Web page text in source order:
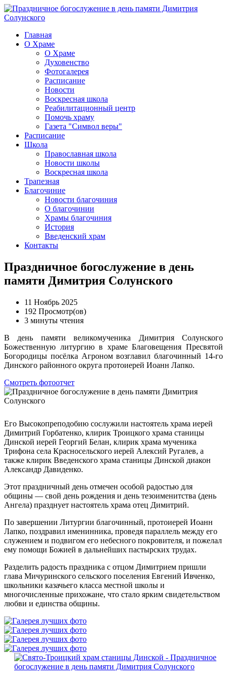
Главная
О Храме
О Храме
Духовенство
Фотогалерея
Расписание
Новости
Воскресная школа
Реабилитационный центр
Помочь храму
Газета "Символ веры"
Расписание
Школа
Православная школа
Новости школы
Воскресная школа
Трапезная
Благочиние
Новости благочиния
О благочинии
Храмы благочиния
История
Введенский храм
Контакты
Праздничное богослужение в день
памяти Димитрия Солунского
11 Ноябрь 2025
192 Просмотр(ов)
3 минуты чтения
В день памяти великомученика Димитрия Солунского
Божественную литургию в храме Благовещения Пресвятой
Богородицы посёлка Агроном возглавил благочинный 14-го
Динского районного округа протоиерей Иоанн Лапко.
Смотреть фотоотчет
Его Высокопреподобию сослужили настоятель храма иерей
Димитрий Горбатенко, клирик Троицкого храма станицы
Динской иерей Георгий Белан, клирик храма мученика
Трифона села Красносельского иерей Алексий Ругалев, а
также клирик Введенского храма станицы Динской диакон
Александр Давиденко.
Этот праздничный день отмечен особой радостью для
общины — свой день рождения и день тезоименитства (день
Ангела) празднует настоятель храма отец Димитрий.
По завершении Литургии благочинный, протоиерей Иоанн
Лапко, поздравил именинника, проведя параллель между его
служением и подвигом его небесного покровителя, и пожелал
ему помощи Божией в дальнейших пастырских трудах.
Разделить радость праздника с отцом Димитрием пришли
глава Мичуринского сельского поселения Евгений Ивченко,
школьники казачьего класса местной школы и
многочисленные прихожане, что стало ярким свидетельством
любви и единства общины.